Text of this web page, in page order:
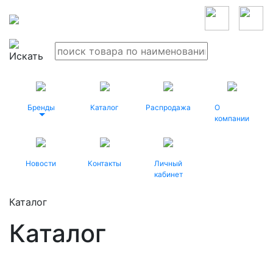
Бренды Каталог Распродажа
О
компании
Новости Контакты
Личный
кабинет
Каталог
Каталог